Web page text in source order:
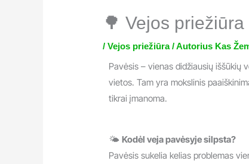
🌳 Vejos
/Vejos priežiūra/ Autorius Kas
Pavėsis – vienas didžiausių iššūkių
vietos. Tam yra mokslinis
tikrai įmanoma.
🌤️Kodėl veja pavėsyje silpsta?
Pavėsis sukelia kelias problemas